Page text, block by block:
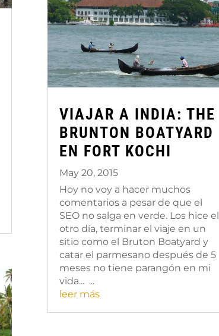
VIAJAR A INDIA: THE
BRUNTON BOATYARD
EN FORT KOCHI
May 20, 2015
Hoy no voy a hacer muchos
comentarios a pesar de que el
SEO no salga en verde. Los hice el
otro día, terminar el viaje en un
sitio como el Bruton Boatyard y
catar el parmesano después de 5
meses no tiene parangón en mi
vida... ...
leer más